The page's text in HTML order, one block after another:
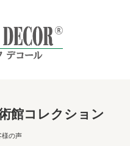
館コレクション
様の声